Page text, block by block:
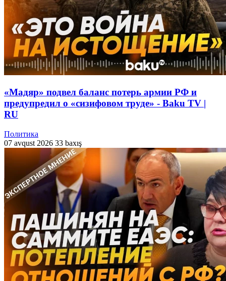
«Мадяр» подвел баланс потерь армии РФ и
предупредил о «сизифовом труде» - Baku TV |
RU
Политика
07 avqust 2026 33 baxış